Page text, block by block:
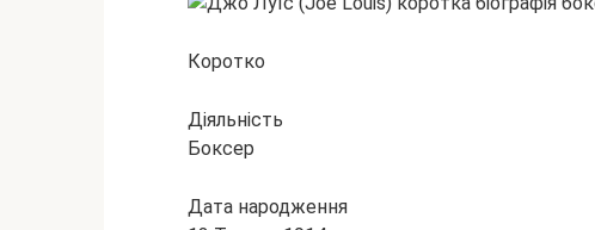
Коротко
Діяльність
Боксер
Дата народження